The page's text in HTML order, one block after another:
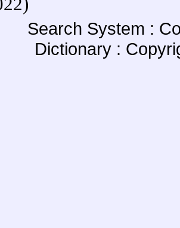
Search System :
Dictionary :